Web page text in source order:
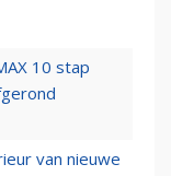
10 stap
van nieuwe